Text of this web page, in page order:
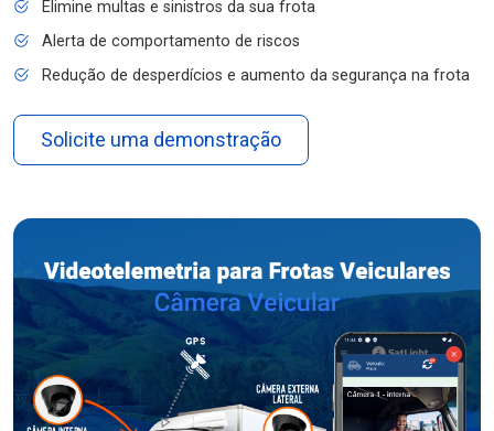
Elimine multas e sinistros da sua frota
Alerta de comportamento de riscos
Redução de desperdícios e aumento da segurança na frota
Solicite uma demonstração